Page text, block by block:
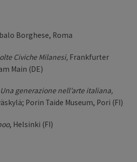
Borghese, Roma
Civiche Milanesi, Frankfurter
Main (DE)
generazione nell’arte italiana,
Porin Taide Museum, Pori (FI)
, Helsinki (FI)